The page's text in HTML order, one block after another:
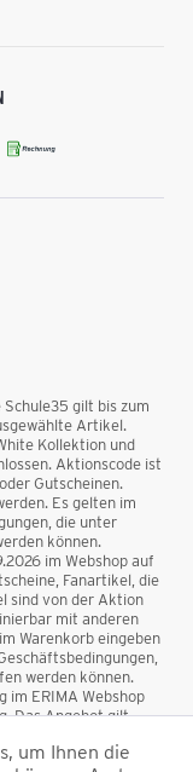
gilt bis zum
Artikel.
Kollektion und
Aktionscode ist
Gutscheinen.
Es gelten im
die unter
können.
im Webshop auf
Fanartikel, die
sind von der Aktion
mit anderen
Warenkorb eingeben
werden können.
im ERIMA Webshop
Das Angebot gilt
Der
um Ihnen die